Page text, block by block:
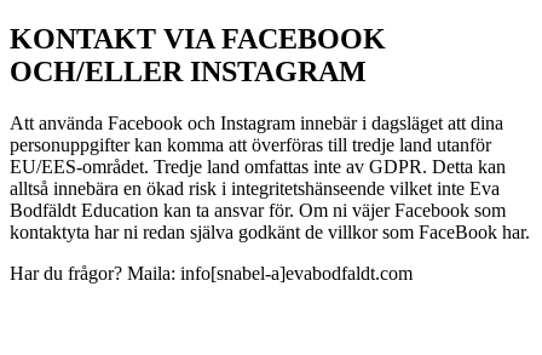
KONTAKT VIA FACEBOOK
OCH/ELLER INSTAGRAM
Att använda Facebook och Instagram innebär i dagsläget att dina
personuppgifter kan komma att överföras till tredje land utanför
EU/EES-området. Tredje land omfattas inte av GDPR. Detta kan
alltså innebära en ökad risk i integritetshänseende vilket inte Eva
Bodfäldt Education kan ta ansvar för. Om ni väjer Facebook som
kontaktyta har ni redan själva godkänt de villkor som FaceBook har.
Har du frågor? Maila: info[snabel-a]evabodfaldt.com